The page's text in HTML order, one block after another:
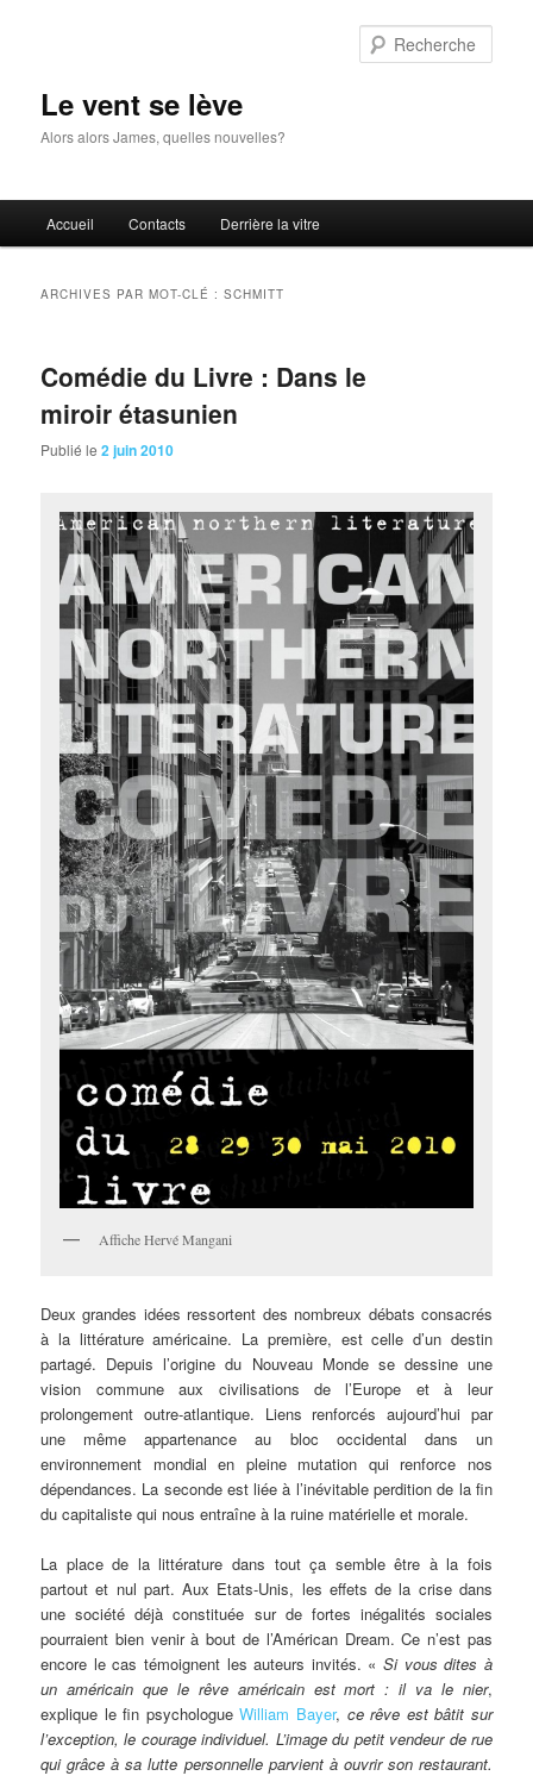
Le vent se lève
Alors alors James, quelles nouvelles?
principal
Accueil Contacts Derrière la vitre
ARCHIVES PAR MOT-CLÉ :SCHMITT
Comédie du Livre : Dans le
miroir étasunien
Publié le2 juin 2010
Affiche Hervé Mangani
Deuxgrandes idées ressortent des nombreux débats consacrés
à la littérature américaine. La première, est celle d’un destin
partagé. Depuis l’origine du Nouveau Monde se dessine une
vision commune aux civilisations de l’Europe et à leur
prolongement outre-atlantique. Liens renforcés aujourd’hui par
une même appartenance au bloc occidental dans un
environnement mondial en pleine mutation qui renforce nos
dépendances. La seconde est liée à l’inévitable perdition de la fin
du capitaliste qui nous entraîne à la ruine matérielle et morale.
La place de la littérature dans tout ça semble être à la fois
partout et nul part. Aux Etats-Unis, les effets de la crise dans
une société déjà constituée sur de fortes inégalités sociales
pourraient bien venir à bout de l’Américan Dream. Ce n’est pas
encore le cas témoignent les auteurs invités. «Si vous dites à
un américain que le rêve américain est mort : il va le nier,
explique le fin psychologueWilliam Bayer, ce rêve est bâtit sur
l’exception, le courage individuel. L’image du petit vendeur de rue
qui grâce à sa lutte personnelle parvient à ouvrir son restaurant.